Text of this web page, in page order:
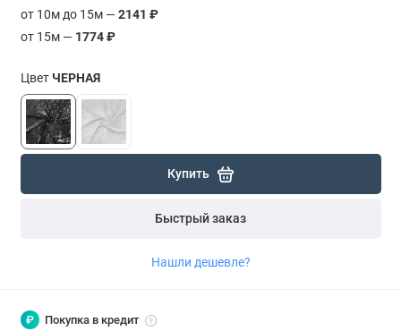
от 10м до 15м —2141 ₽
от 15м — 1774 ₽
Цвет ЧЕРНАЯ
Купить
Быстрый заказ
Нашли дешевле?
₽ Покупка в кредит